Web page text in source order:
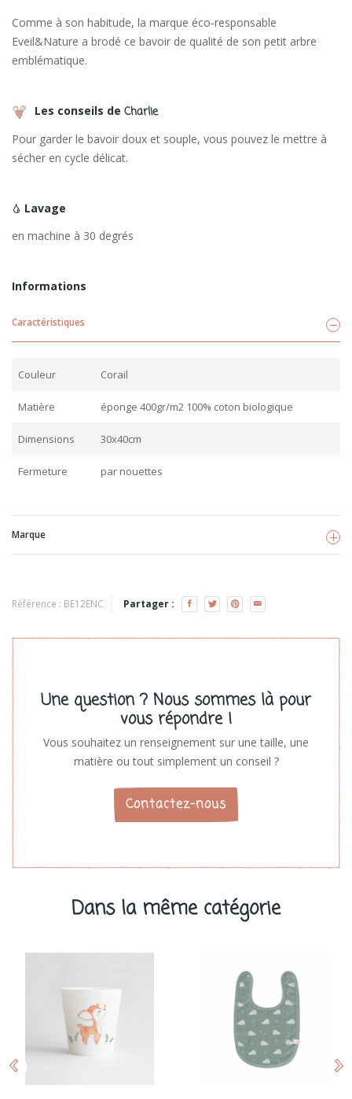
Comme à son habitude, la marque éco-responsable
Eveil&Nature a brodé ce bavoir de qualité de son petit arbre
emblématique.
Les conseils de Charlie
Pour garder le bavoir doux et souple, vous pouvez le mettre à
sécher en cycle délicat.
Lavage
en machine à 30 degrés
Informations
Caractéristiques
Couleur Corail
Matière éponge 400gr/m2 100% coton biologique
Dimensions 30x40cm
Fermeture par nouettes
Marque
Voir les produits
Référence : BE12ENC Partager :
Une question ? Nous sommes là pour
vous répondre !
Vous souhaitez un renseignement sur une taille, une
matière ou tout simplement un conseil ?
Contactez-nous
Dans la même catégorie